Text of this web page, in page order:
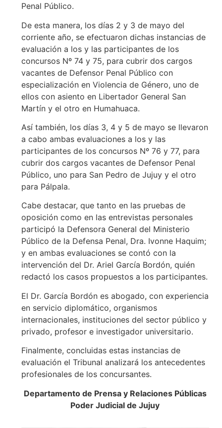
Penal Público.
De esta manera, los días 2 y 3 de mayo del
corriente año, se efectuaron dichas instancias de
evaluación a los y las participantes de los
concursos Nº 74 y 75, para cubrir dos cargos
vacantes de Defensor Penal Público con
especialización en Violencia de Género, uno de
ellos con asiento en Libertador General San
Martín y el otro en Humahuaca.
Así también, los días 3, 4 y 5 de mayo se llevaron
a cabo ambas evaluaciones a los y las
participantes de los concursos Nº 76 y 77, para
cubrir dos cargos vacantes de Defensor Penal
Público, uno para San Pedro de Jujuy y el otro
para Pálpala.
Cabe destacar, que tanto en las pruebas de
oposición como en las entrevistas personales
participó la Defensora General del Ministerio
Público de la Defensa Penal, Dra. Ivonne Haquim;
y en ambas evaluaciones se contó con la
intervención del Dr. Ariel García Bordón, quién
redactó los casos propuestos a los participantes.
El Dr. García Bordón es abogado, con experiencia
en servicio diplomático, organismos
internacionales, instituciones del sector público y
privado, profesor e investigador universitario.
Finalmente, concluidas estas instancias de
evaluación el Tribunal analizará los antecedentes
profesionales de los concursantes.
Departamento de Prensa y Relaciones Públicas
Poder Judicial de Jujuy